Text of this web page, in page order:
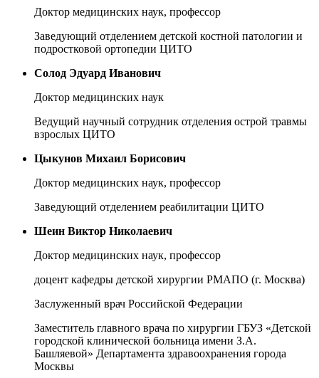
Доктор медицинских наук, профессор
Заведующий отделением детской костной патологии и
подростковой ортопедии ЦИТО
Солод Эдуард Иванович
Доктор медицинских наук
Ведущий научный сотрудник отделения острой травмы
взрослых ЦИТО
Цыкунов Михаил Борисович
Доктор медицинских наук, профессор
Заведующий отделением реабилитации ЦИТО
Шеин Виктор Николаевич
Доктор медицинских наук, профессор
доцент кафедры детской хирургии РМАПО (г. Москва)
Заслуженный врач Российской Федерации
Заместитель главного врача по хирургии ГБУЗ «Детской
городской клинической больница имени З.А.
Башляевой» Департамента здравоохранения города
Москвы